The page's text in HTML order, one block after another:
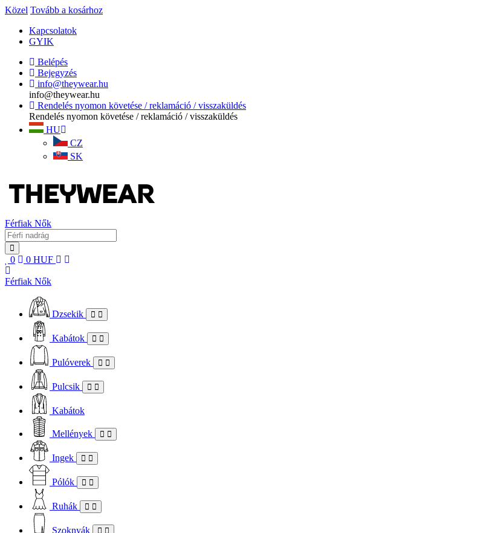
Közel Tovább a kosárhoz
Kapcsolatok
GYIK
Belépés
Bejegyzés
info@theywear.hu
info@theywear.hu
Rendelés nyomon követése / reklamáció / visszaküldés
Rendelés nyomon követése / reklamáció / visszaküldés
HU
CZ
SK
Férfiak Nők
0 0 HUF
Férfiak Nők
Dzsekik
Kabátok
Pulóverek
Pulcsik
Kabátok
Mellények
Ingek
Pólók
Ruhák
Szoknyák